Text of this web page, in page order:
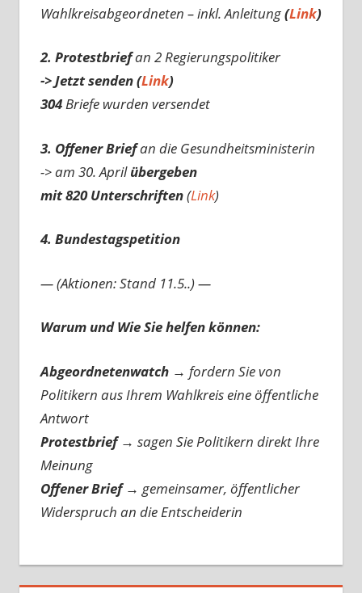
Wahlkreisabgeordneten – inkl. Anleitung(Link)
2. Protestbriefan 2 Regierungspolitiker
-> Jetzt senden (Link)
304Briefe wurden versendet
3. Offener Briefan die Gesundheitsministerin
-> am 30. Aprilübergeben
mit 820 Unterschriften(Link)
4. Bundestagspetition
— (Aktionen: Stand 11.5..) —
Warum und Wie Sie helfen können:
Abgeordnetenwatch → fordern Sie von
Politikern aus Ihrem Wahlkreis eine öffentliche
Antwort
Protestbrief → sagen Sie Politikern direkt Ihre
Meinung
Offener Brief → gemeinsamer, öffentlicher
Widerspruch an die Entscheiderin